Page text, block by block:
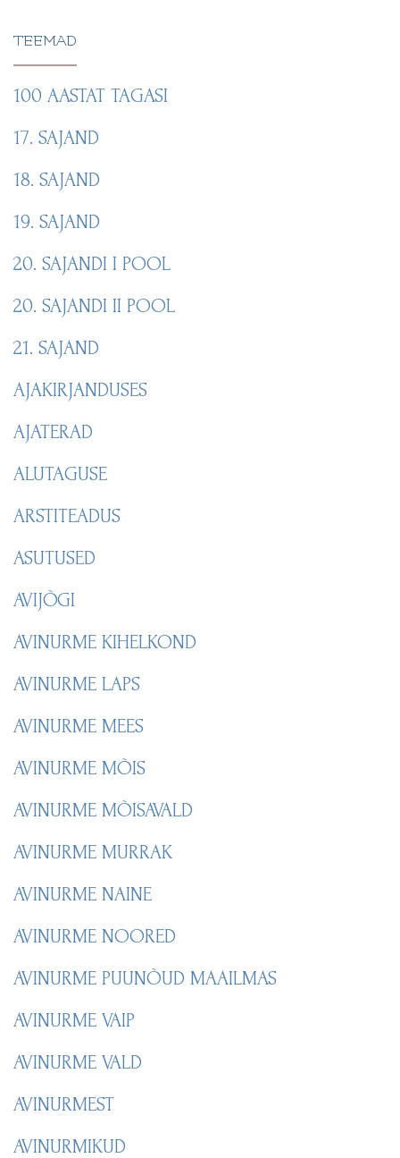
TEEMAD
100 AASTAT TAGASI
17. SAJAND
18. SAJAND
19. SAJAND
20. SAJANDI I POOL
20. SAJANDI II POOL
21. SAJAND
AJAKIRJANDUSES
AJATERAD
ALUTAGUSE
ARSTITEADUS
ASUTUSED
AVIJÕGI
AVINURME KIHELKOND
AVINURME LAPS
AVINURME MEES
AVINURME MÕIS
AVINURME MÕISAVALD
AVINURME MURRAK
AVINURME NAINE
AVINURME NOORED
AVINURME PUUNÕUD MAAILMAS
AVINURME VAIP
AVINURME VALD
AVINURMEST
AVINURMIKUD